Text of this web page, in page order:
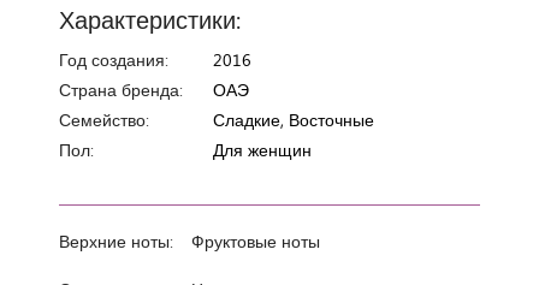
Характеристики:
Год создания:
2016
Страна бренда:
ОАЭ
Семейство:
Сладкие, Восточные
Пол:
Для женщин
Верхние ноты: Фруктовые ноты